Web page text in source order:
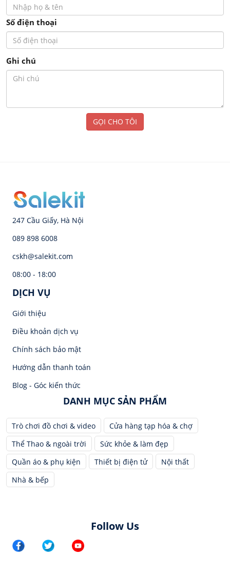
Số điện thoại
Ghi chú
GỌI CHO TÔI
247 Cầu Giấy, Hà Nội
089 898 6008
cskh@salekit.com
08:00 - 18:00
DỊCH VỤ
Giới thiệu
Điều khoản dịch vụ
Chính sách bảo mật
Hướng dẫn thanh toán
Blog - Góc kiến thức
DANH MỤC SẢN PHẨM
Trò chơi đồ chơi & video
Cửa hàng tạp hóa & chợ
Thể Thao & ngoài trời
Sức khỏe & làm đẹp
Quần áo & phụ kiện
Thiết bị điện tử
Nội thất
Nhà & bếp
Follow Us